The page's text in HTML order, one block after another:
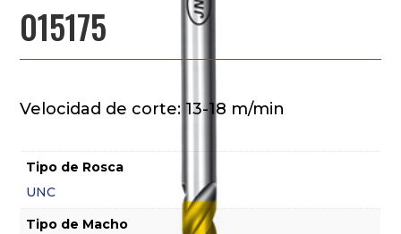
015175
Velocidad de corte: 13-18 m/min
Tipo de Rosca
UNC
Tipo de Macho